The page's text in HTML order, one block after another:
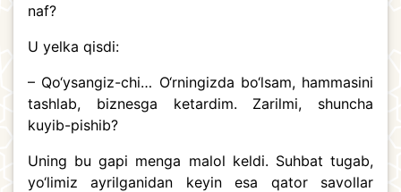
naf?
U yelka qisdi:
– Qo‘ysangiz-chi… O‘rningizda bo‘lsam, hammasini
tashlab, biznesga ketardim. Zarilmi, shuncha
kuyib-pishib?
Uning bu gapi menga malol keldi. Suhbat tugab,
yo‘limiz ayrilganidan keyin esa qator savollar